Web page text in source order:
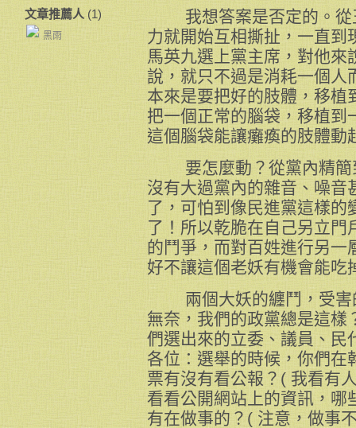
文章推薦人 (1)
黑雨
我想答案是否定的。從
力就開始互相撕扯，一直到
馬英九選上黨主席，對他來
說，就只不過是消耗一個人
本來是要把好的肢體，移植
把一個正常的腦袋，移植到
這個腦袋能讓癱瘓的肢體動
要怎麼動？從黨內精簡
沒有大過黨內的雜音、噪音
了，可怕到像民進黨這樣的
了！所以乾脆在自己另立門
的鬥爭，而對百姓進行另一
好不讓這個老妖有機會能吃
兩個大妖的纏鬥，受害
無奈，我們的政黨總是這樣
們選出來的立委、議員、民
各位：選舉的時候，你們在
票有沒有看公報？( 我看有
看看公開網站上的資訊，哪
有在做事的？( 注意，做事